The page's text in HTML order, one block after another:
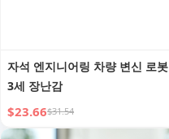
자석 엔지니어링 차량 변신 로봇
3세 장난감
$23.66$31.54